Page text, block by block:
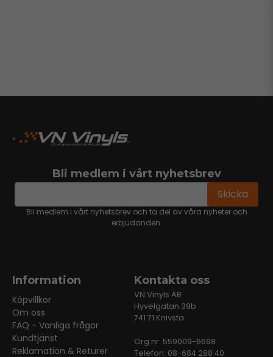
Bli medlem i vårt nyhetsbrev
email Skicka
Bli medlem i vårt nyhetsbrev och ta del av våra nyheter och
erbjudanden.
Information
Köpvillkor
Om oss
FAQ - Vanliga frågor
Kundtjänst
Reklamation & Returer
Kontakta oss
VN Vinyls AB
Hyvelgatan 39b
741 71 Knivsta
Org.nr: 559009-6698
Telefon: 08-684 288 40